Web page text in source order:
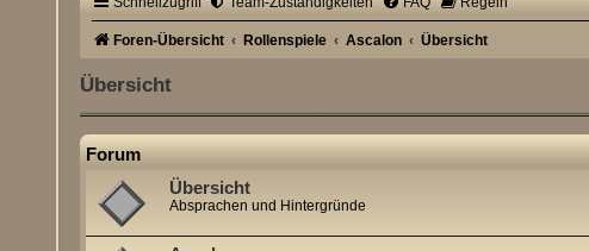
Foren-Übersicht Rollenspiele Ascalon Übersicht
Übersicht
Forum
Übersicht
Absprachen und Hintergründe